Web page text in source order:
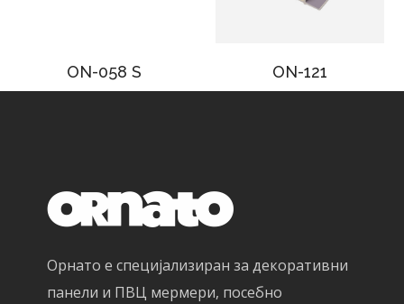
ON-058 S ON-121
Орнато е специјализиран за декоративни
панели и ПВЦ мермери, посебно